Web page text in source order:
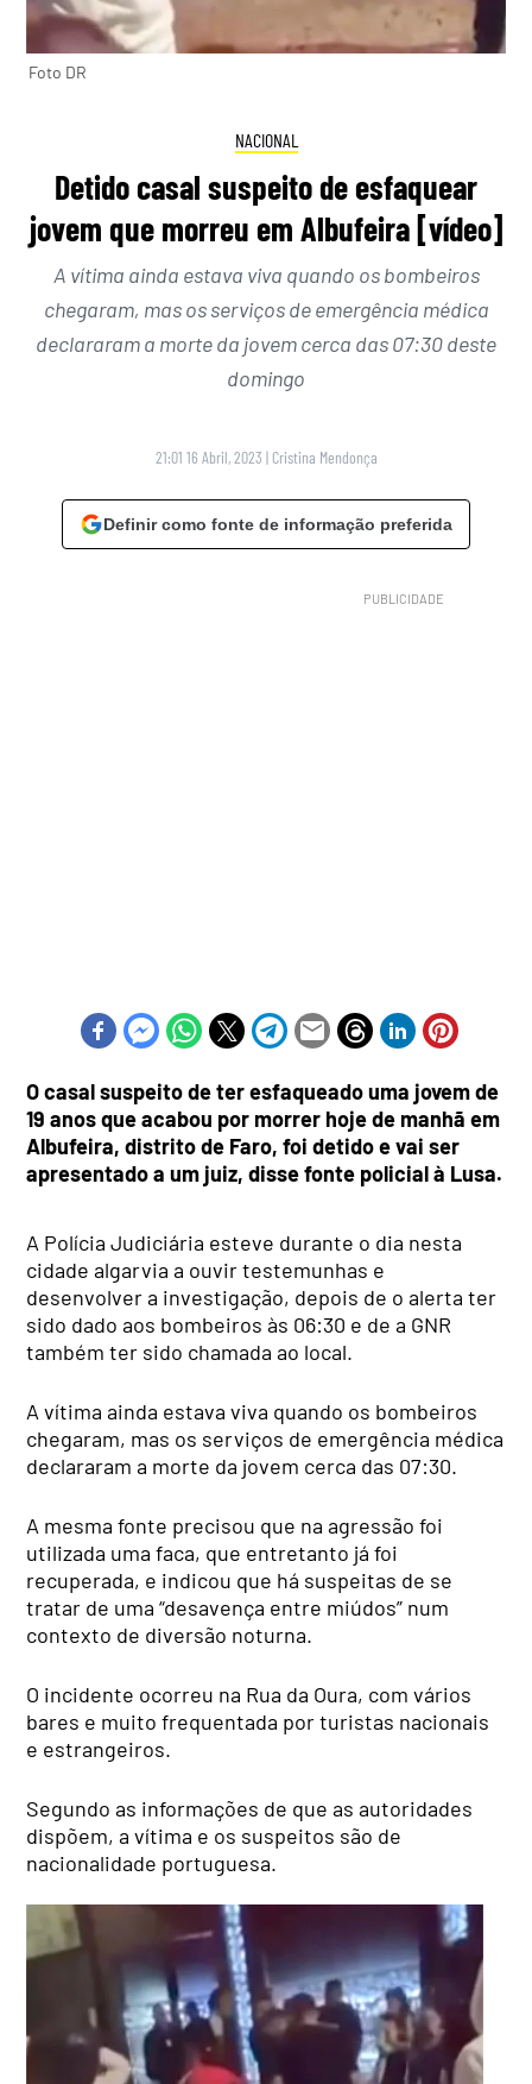
Foto DR
NACIONAL
Detido casal suspeito de esfaquear
jovem que morreu em Albufeira [vídeo]
A vítima ainda estava viva quando os bombeiros
chegaram, mas os serviços de emergência médica
declararam a morte da jovem cerca das 07:30 deste
domingo
21:01 16 Abril, 2023 | Cristina Mendonça
Definir como fonte de informação preferida
O casal suspeito de ter esfaqueado uma jovem de
19 anos que acabou por morrer hoje de manhã em
Albufeira, distrito de Faro, foi detido e vai ser
apresentado a um juiz, disse fonte policial à Lusa.
A Polícia Judiciária esteve durante o dia nesta
cidade algarvia a ouvir testemunhas e
desenvolver a investigação, depois de o alerta ter
sido dado aos bombeiros às 06:30 e de a GNR
também ter sido chamada ao local.
A vítima ainda estava viva quando os bombeiros
chegaram, mas os serviços de emergência médica
declararam a morte da jovem cerca das 07:30.
A mesma fonte precisou que na agressão foi
utilizada uma faca, que entretanto já foi
recuperada, e indicou que há suspeitas de se
tratar de uma “desavença entre miúdos” num
contexto de diversão noturna.
O incidente ocorreu na Rua da Oura, com vários
bares e muito frequentada por turistas nacionais
e estrangeiros.
Segundo as informações de que as autoridades
dispõem, a vítima e os suspeitos são de
nacionalidade portuguesa.